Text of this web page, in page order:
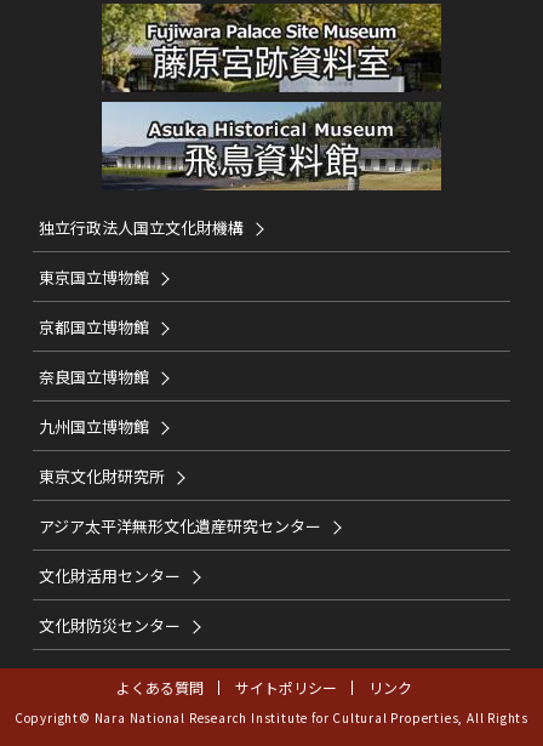
独立行政法人国立文化財機構
東京国立博物館
京都国立博物館
奈良国立博物館
九州国立博物館
東京文化財研究所
アジア太平洋無形文化遺産研究センター
文化財活用センター
文化財防災センター
よくある質問 サイトポリシー リンク
Copyright© Nara National Research Institute for Cultural Properties, All Rights